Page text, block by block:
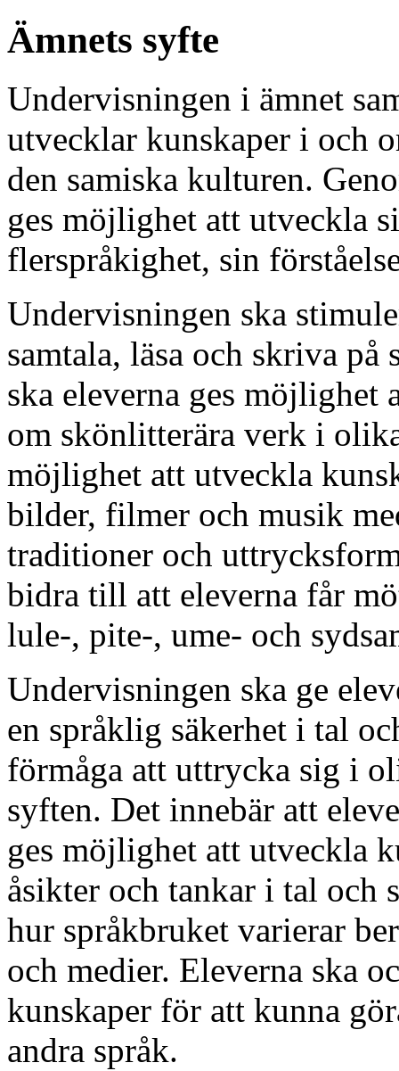
Ämnets syfte
Undervisningen i ämnet
utvecklar kunskaper i och
den samiska kulturen.
ges möjlighet att utveckla
flerspråkighet, sin
Undervisningen ska
samtala, läsa och skriva
ska eleverna ges möjlighet
om skönlitterära verk i
möjlighet att utveckla
bilder, filmer och musik
traditioner och
bidra till att eleverna får
lule-, pite-, ume- och
Undervisningen ska ge
en språklig säkerhet i tal
förmåga att uttrycka sig i
syften. Det innebär att
ges möjlighet att utveckla
åsikter och tankar i tal och
hur språkbruket varierar
och medier. Eleverna ska
kunskaper för att kunna
andra språk.